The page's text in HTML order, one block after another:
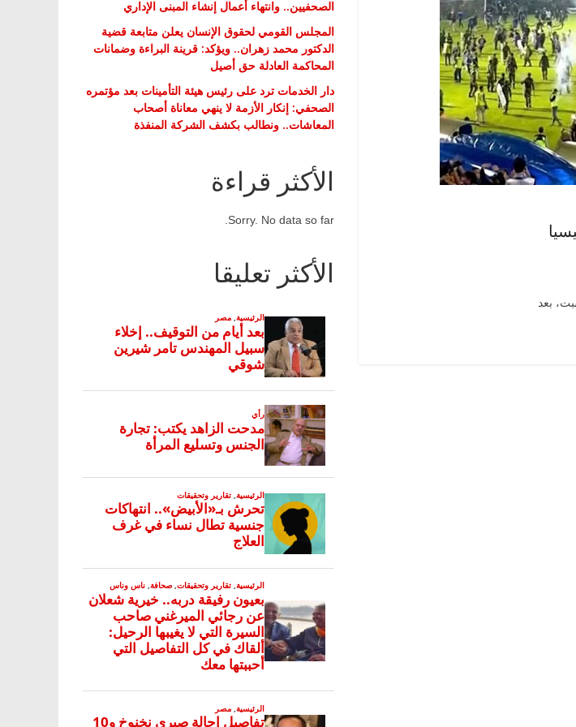
الصحفيين.. وانتهاء أعمال إنشاء المبنى الإداري
المجلس القومي لحقوق الإنسان يعلن متابعة قضية
الدكتور محمد زهران.. ويؤكد: قرينة البراءة وضمانات
المحاكمة العادلة حق أصيل
دار الخدمات ترد على رئيس هيئة التأمينات بعد مؤتمره
الصحفي: إنكار الأزمة لا ينهي معاناة أصحاب
المعاشات.. ونطالب بكشف الشركة المنفذة
الأكثر قراءة
Sorry. No data so far.
الأكثر تعليقا